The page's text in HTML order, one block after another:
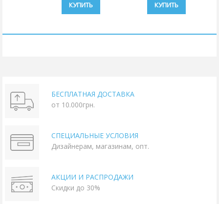
КУПИТЬ КУПИТЬ
БЕСПЛАТНАЯ ДОСТАВКА
от 10.000грн.
СПЕЦИАЛЬНЫЕ УСЛОВИЯ
Дизайнерам, магазинам, опт.
АКЦИИ И РАСПРОДАЖИ
Скидки до 30%